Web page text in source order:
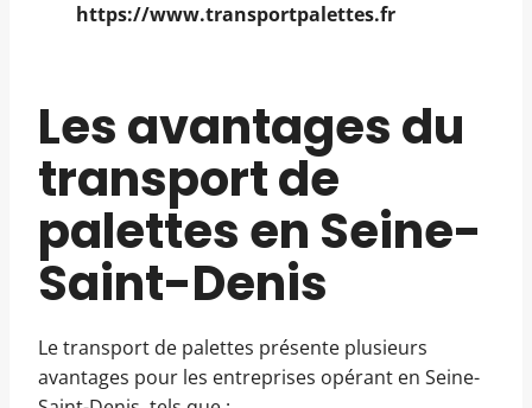
https://www.transportpalettes.fr
Les avantages du
transport de
palettes en Seine-
Saint-Denis
Le transport de palettes présente plusieurs
avantages pour les entreprises opérant en Seine-